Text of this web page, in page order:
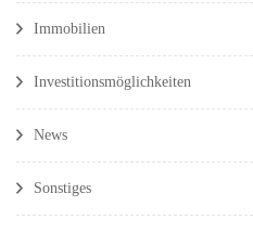
Immobilien
Investitionsmöglichkeiten
News
Sonstiges